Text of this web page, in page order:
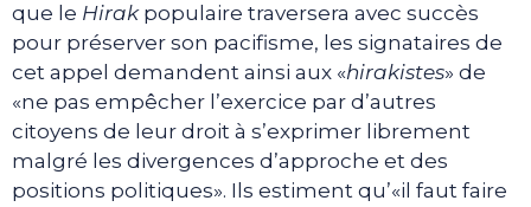
que le Hirakpopulaire traversera avec succès
pour préserver son pacifisme, les signataires de
cet appel demandent ainsi aux «hirakistes» de
«ne pas empêcher l’exercice par d’autres
citoyens de leur droit à s’exprimer librement
malgré les divergences d’approche et des
positions politiques». Ils estiment qu’«il faut faire